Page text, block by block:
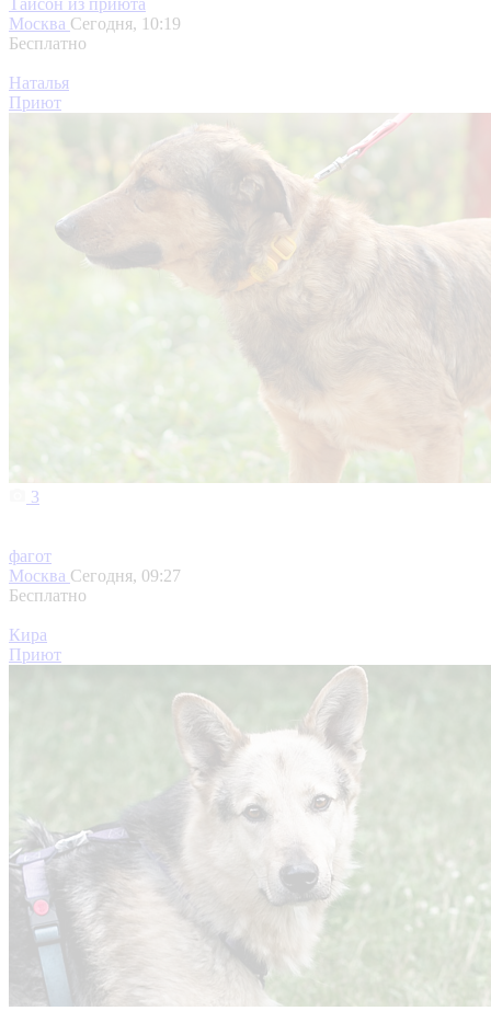
Москва Сегодня, 10:19
Бесплатно
Наталья
Приют
3
фагот
Москва Сегодня, 09:27
Бесплатно
Кира
Приют